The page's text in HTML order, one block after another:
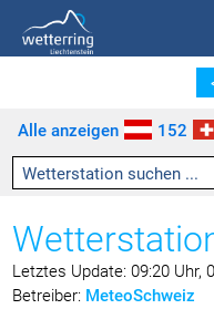
Zum Inhalt springen [AK + 0]
Zum linken senkrechten
Zum rechten senkrechten
Zu den Inhalten im
Alle anzeigen 152
Letztes Update: 09:20 Uhr,
Betreiber: MeteoSchweiz